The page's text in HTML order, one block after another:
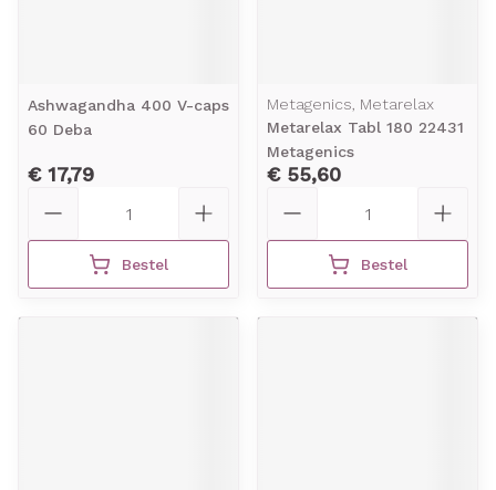
Ashwagandha 400 V-caps
60 Deba
€ 17,79
Bestel
Metagenics, Metarelax
Metarelax Tabl 180 22431
Metagenics
€ 55,60
Bestel